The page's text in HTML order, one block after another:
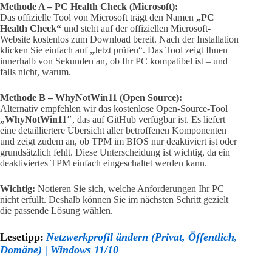
Methode A – PC Health Check (Microsoft):
Das offizielle Tool von Microsoft trägt den Namen „PC
Health Check“ und steht auf der offiziellen Microsoft-
Website kostenlos zum Download bereit. Nach der Installation
klicken Sie einfach auf „Jetzt prüfen“. Das Tool zeigt Ihnen
innerhalb von Sekunden an, ob Ihr PC kompatibel ist – und
falls nicht, warum.
Methode B – WhyNotWin11 (Open Source):
Alternativ empfehlen wir das kostenlose Open-Source-Tool
„WhyNotWin11″, das auf GitHub verfügbar ist. Es liefert
eine detailliertere Übersicht aller betroffenen Komponenten
und zeigt zudem an, ob TPM im BIOS nur deaktiviert ist oder
grundsätzlich fehlt. Diese Unterscheidung ist wichtig, da ein
deaktiviertes TPM einfach eingeschaltet werden kann.
Wichtig: Notieren Sie sich, welche Anforderungen Ihr PC
nicht erfüllt. Deshalb können Sie im nächsten Schritt gezielt
die passende Lösung wählen.
Lesetipp: Netzwerkprofil ändern (Privat, Öffentlich,
Domäne) | Windows 11/10